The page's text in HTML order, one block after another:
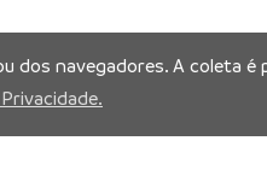
dos navegadores. A coleta é